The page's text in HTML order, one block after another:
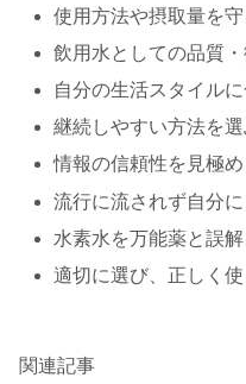
使用方法や摂取量を
飲用水としての品質
自分の生活スタイル
継続しやすい方法を
情報の信頼性を見極め
流行に流されず自分
水素水を万能薬と誤
適切に選び、正しく
関連記事